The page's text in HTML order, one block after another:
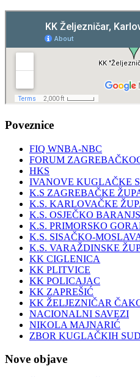
Poveznice
FIQ WNBA-NBC
FORUM
HKS
IVANOVE KUGLAČKE
K.S ZAGREBAČKE
K.S. KARLOVAČKE
K.S. OSJEČKO
K.S. PRIMORSKO
K.S. SISAČKO-
K.S. VARAŽDINSKE
KK CIGLENICA
KK PLITVICE
KK POLICAJAC
KK ZAPREŠIĆ
KK ŽELJEZNIČAR
NACIONALNI SAVEZI
NIKOLA MAJNARIĆ
ZBOR KUGLAČKIH
Nove objave